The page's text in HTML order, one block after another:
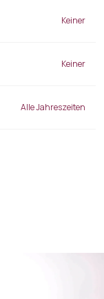
Keiner
Keiner
Alle Jahreszeiten